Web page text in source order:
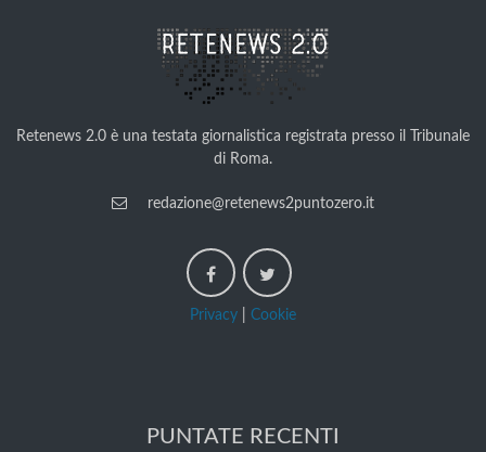
Retenews 2.0 è una testata giornalistica registrata presso il Tribunale
di Roma.
redazione@retenews2puntozero.it
Privacy Cookie
PUNTATE RECENTI